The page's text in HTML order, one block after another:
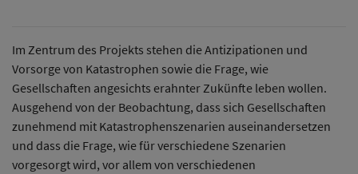
Im Zentrum des Projekts stehen die Antizipationen und
Vorsorge von Katastrophen sowie die Frage, wie
Gesellschaften angesichts erahnter Zukünfte leben wollen.
Ausgehend von der Beobachtung, dass sich Gesellschaften
zunehmend mit Katastrophenszenarien auseinandersetzen
und dass die Frage, wie für verschiedene Szenarien
vorgesorgt wird, vor allem von verschiedenen